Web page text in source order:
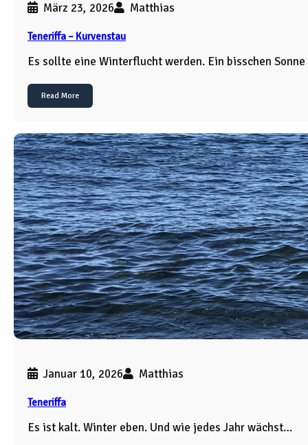
März 23, 2026 Matthias
Teneriffa – Kurvenstau
Es sollte eine Winterflucht werden. Ein bisschen
Read More
Januar 10, 2026 Matthias
Teneriffa
Es ist kalt. Winter eben. Und wie jedes Jahr wächst…